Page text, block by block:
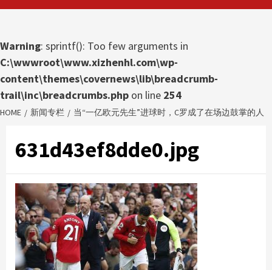
Warning: sprintf(): Too few arguments in
C:\wwwroot\www.xizhenhl.com\wp-
content\themes\covernews\lib\breadcrumb-
trail\inc\breadcrumbs.php on line 254
HOME 新闻专栏 当“一亿欧元先生”进球时，C罗成了在场边鼓掌的人
631d43ef8dde0.jpg